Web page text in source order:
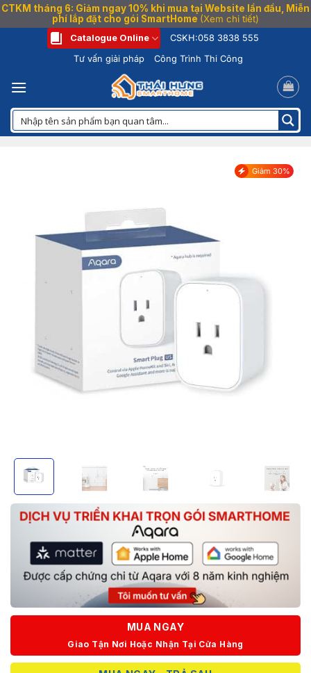
CTKM tháng 6: Giảm ngay 10% khi mua tại Website lần đầu, Miễn
phí lắp đặt cho gói SmartHome (Xem chi tiết)
dung
Catalogue Online CSKH:058 3838 555
Tư vấn giải pháp
Công Trình Thi Công
Giảm 30%
MUA NGAY
Giao Tận Nơi Hoặc Nhận Tại Cửa Hàng